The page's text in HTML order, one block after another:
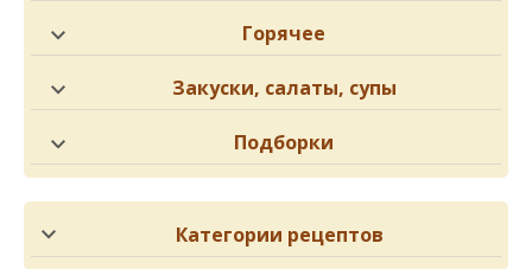
Горячее
Закуски, салаты, супы
Подборки
Категории рецептов